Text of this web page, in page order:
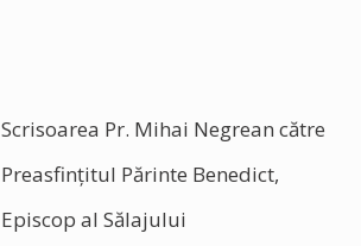
Scrisoarea Pr. Mihai Negrean către
Preasfințitul Părinte Benedict,
Episcop al Sălajului